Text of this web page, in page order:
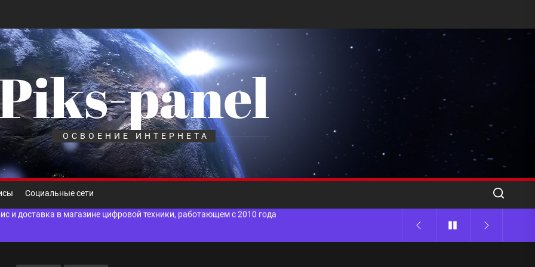
panel
ОСВОЕНИЕ ИНТЕРНЕТА
Социальные сети
принципы работы, риски и способы хранения криптовалют
для ногтевого сервиса, наращивания ресниц и депиляции
оптимизации для коммерческих веб-ресурсов
и доставка в магазине цифровой техники, работающем с 2010 года